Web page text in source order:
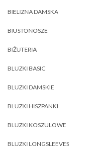
BIELIZNA DAMSKA
BIUSTONOSZE
BIŻUTERIA
BLUZKI BASIC
BLUZKI DAMSKIE
BLUZKI HISZPANKI
BLUZKI KOSZULOWE
BLUZKI LONGSLEEVES